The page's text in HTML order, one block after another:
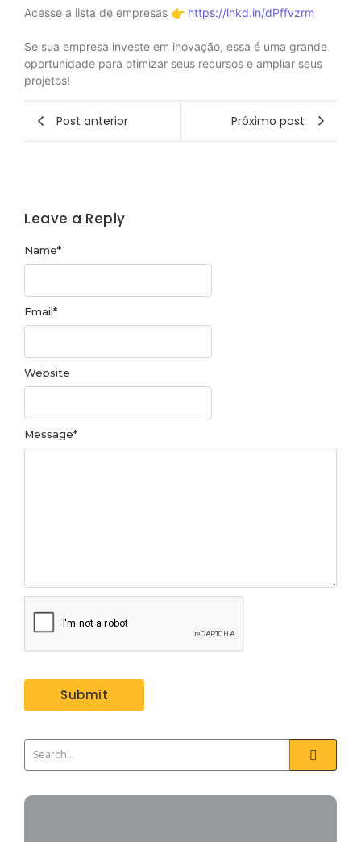
Acesse a lista de empresas 👉 https://lnkd.in/dPffvzrm
Se sua empresa investe em inovação, essa é uma grande
oportunidade para otimizar seus recursos e ampliar seus
projetos!
Post anterior Próximo post
Leave a Reply
Message*
Name*
Email*
Website